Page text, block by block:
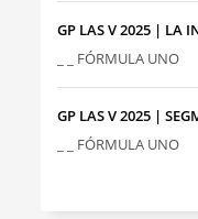
GP LAS V 2025 | LA
_ _ FÓRMULA
GP LAS V 2025 |
_ _ FÓRMULA